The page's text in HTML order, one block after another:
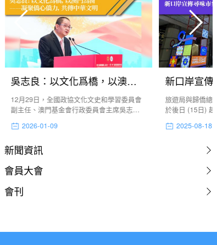
吳志良：以文化爲橋，以澳門爲窗——凝聚僑心僑力，共傳中華文明
12月29日，全國政協文化文史和學習委員會
副主任、澳門基金會行政委員會主席吳志良
展大會，作“以文化為橋，以澳門為窗—凝聚
人華僑中的獨特角色與作用”主題演講，提出
提供“三大支撐”，以及深化與僑界合作的“三
2026-01-09
新口岸宣
旅遊局與歸僑總
於後日 (15日)
體到場為活動宣
2025-08-18
新聞資訊
會員大會
會刊